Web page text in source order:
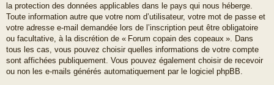
la protection des données applicables dans le pays qui nous héberge.
Toute information autre que votre nom d’utilisateur, votre mot de passe et
votre adresse e-mail demandée lors de l’inscription peut être obligatoire
ou facultative, à la discrétion de « Forum copain des copeaux ». Dans
tous les cas, vous pouvez choisir quelles informations de votre compte
sont affichées publiquement. Vous pouvez également choisir de recevoir
ou non les e-mails générés automatiquement par le logiciel phpBB.